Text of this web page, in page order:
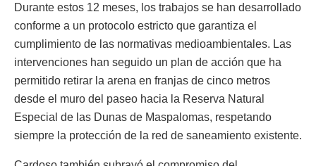
Durante estos 12 meses, los trabajos se han desarrollado
conforme a un protocolo estricto que garantiza el
cumplimiento de las normativas medioambientales. Las
intervenciones han seguido un plan de acción que ha
permitido retirar la arena en franjas de cinco metros
desde el muro del paseo hacia la Reserva Natural
Especial de las Dunas de Maspalomas, respetando
siempre la protección de la red de saneamiento existente.